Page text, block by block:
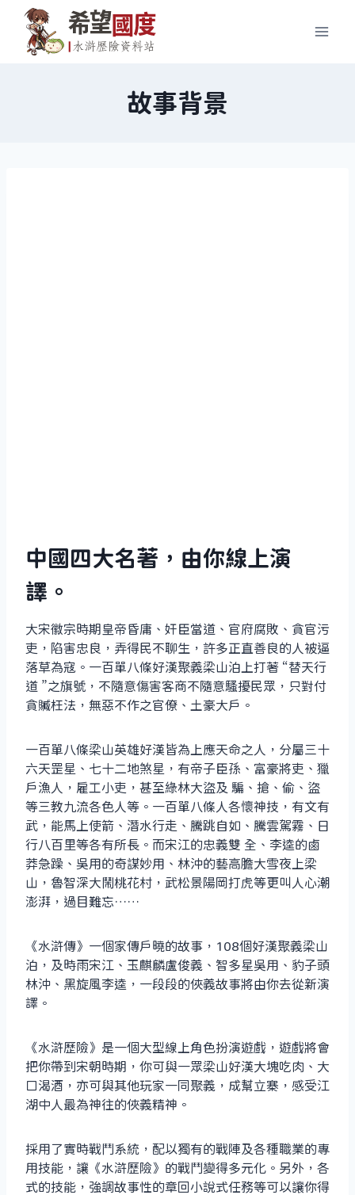
content
故事背景
中國四大名著，由你線上演
譯。
大宋徽宗時期皇帝昏庸、奸臣當道、官府腐敗、貪官污
吏，陷害忠良，弄得民不聊生，許多正直善良的人被逼
落草為寇。一百單八條好漢聚義梁山泊上打著 “替天行
道 ”之旗號，不隨意傷害客商不隨意騷擾民眾，只對付
貪贓枉法，無惡不作之官僚、土豪大戶。
一百單八條梁山英雄好漢皆為上應天命之人，分屬三十
六天罡星、七十二地煞星，有帝子臣孫、富豪將吏、獵
戶漁人，雇工小吏，甚至綠林大盜及 騙、搶、偷、盜
等三教九流各色人等。一百單八條人各懷神技，有文有
武，能馬上使箭、潛水行走、騰跳自如、騰雲駕霧、日
行八百里等各有所長。而宋江的忠義雙 全、李逵的鹵
莽急躁、吳用的奇謀妙用、林沖的藝高膽大雪夜上梁
山，魯智深大鬧桃花村，武松景陽岡打虎等更叫人心潮
澎湃，過目難忘……
《水滸傳》一個家傳戶曉的故事，108個好漢聚義梁山
泊，及時雨宋江、玉麒麟盧俊義、智多星吳用、豹子頭
林沖、黑旋風李逵，一段段的俠義故事將由你去從新演
譯。
《水滸歷險》是一個大型線上角色扮演遊戲，遊戲將會
把你帶到宋朝時期，你可與一眾梁山好漢大塊吃肉、大
口渴酒，亦可與其他玩家一同聚義，成幫立寨，感受江
湖中人最為神往的俠義精神。
採用了實時戰鬥系統，配以獨有的戰陣及各種職業的專
用技能，讓《水滸歷險》的戰鬥變得多元化。另外，各
式的技能，強調故事性的章回小說式任務等可以讓你得